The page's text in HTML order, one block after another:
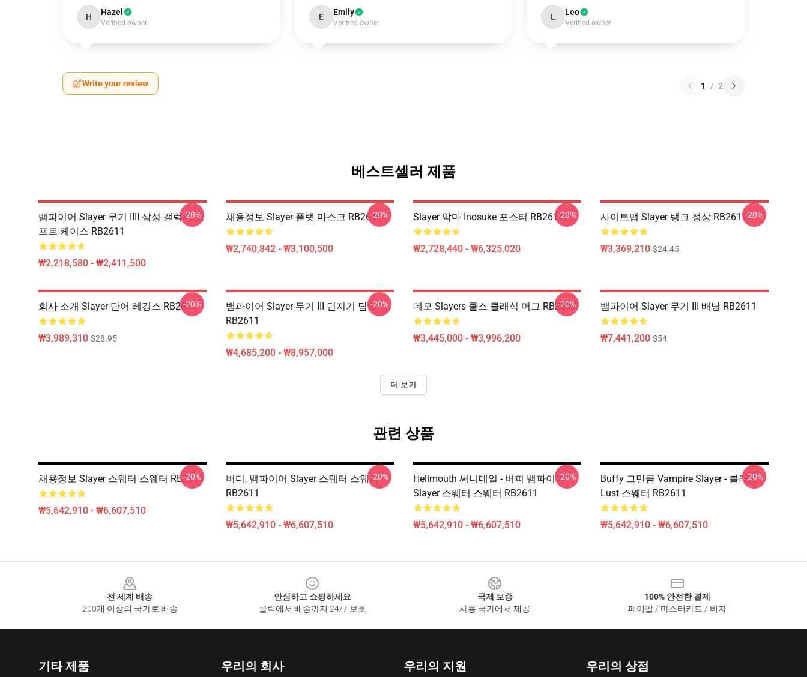
H Hazel
Verified owner
E Emily
Verified owner
L Leo
Verified owner
Write your review 1 / 2
베스트셀러 제품
뱀파이어 Slayer 무기 IIII 삼성 갤럭시 소
프트 케이스 RB2611
₩2,218,580 - ₩2,411,500
-20% 채용정보 Slayer 플랫 마스크 RB2611
₩2,740,842 - ₩3,100,500
-20% Slayer 악마 Inosuke 포스터 RB2611
₩2,728,440 - ₩6,325,020
-20% 사이트맵 Slayer 탱크 정상 RB2611
₩3,369,210 $24.45
-20%
회사 소개 Slayer 단어 레깅스 RB2611
₩3,989,310 $28.95
-20%
뱀파이어 Slayer 무기 III 던지기 담요
RB2611
₩4,685,200 - ₩8,957,000
-20% 데모 Slayers 쿨스 클래식 머그 RB2611
₩3,445,000 - ₩3,996,200
-20% 뱀파이어 Slayer 무기 III 배낭 RB2611
₩7,441,200 $54
더 보기
관련 상품
채용정보 Slayer 스웨터 스웨터 RB2611
₩5,642,910 - ₩6,607,510
-20%
버디, 뱀파이어 Slayer 스웨터 스웨터
RB2611
₩5,642,910 - ₩6,607,510
-20%
Hellmouth 써니데일 - 버피 뱀파이어
Slayer 스웨터 스웨터 RB2611
₩5,642,910 - ₩6,607,510
-20%
Buffy 그만큼 Vampire Slayer - 블러드
Lust 스웨터 RB2611
₩5,642,910 - ₩6,607,510
-20%
전 세계 배송
200개 이상의 국가로 배송
안심하고 쇼핑하세요
클릭에서 배송까지 24/7 보호
국제 보증
사용 국가에서 제공
100% 안전한 결제
페이팔 / 마스터카드 / 비자
기타 제품 우리의 회사 우리의 지원 우리의 상점